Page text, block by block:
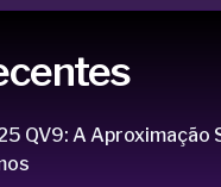
QV9: A Aproximação